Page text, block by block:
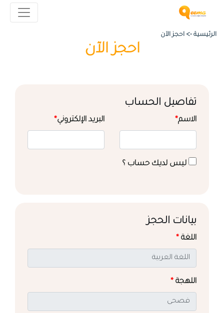
الرئيسية -> احجز الآن
احجز الآن
تفاصيل الحساب
الاسم* البريد الإلكتروني*
ليس لديك حساب ؟
بيانات الحجز
اللغة *
اللهجة *